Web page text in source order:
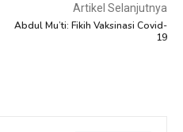
Artikel Selanjutnya
Abdul Mu’ti: Fikih Vaksinasi Covid-
19